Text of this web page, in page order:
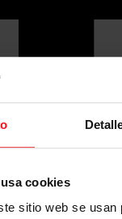
cookies
sitio web se